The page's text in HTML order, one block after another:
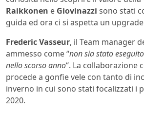
Raikkonen e Giovinazzi sono stati
guida ed ora ci si aspetta un
Frederic Vasseur, il Team manager
ammesso come “non sia stato
nello scorso anno“. La collaborazione
procede a gonfie vele con tanto di
inverno in cui sono stati focalizzati i
2020.